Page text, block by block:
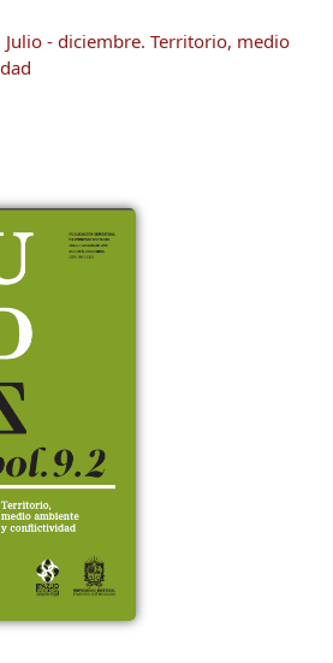
- diciembre. Territorio, medio